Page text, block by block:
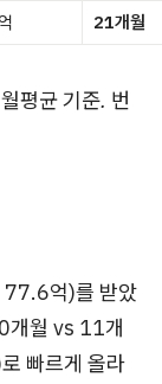
21개월
평균 기준. 번
억)를 받았
개월 vs 11개
빠르게 올라